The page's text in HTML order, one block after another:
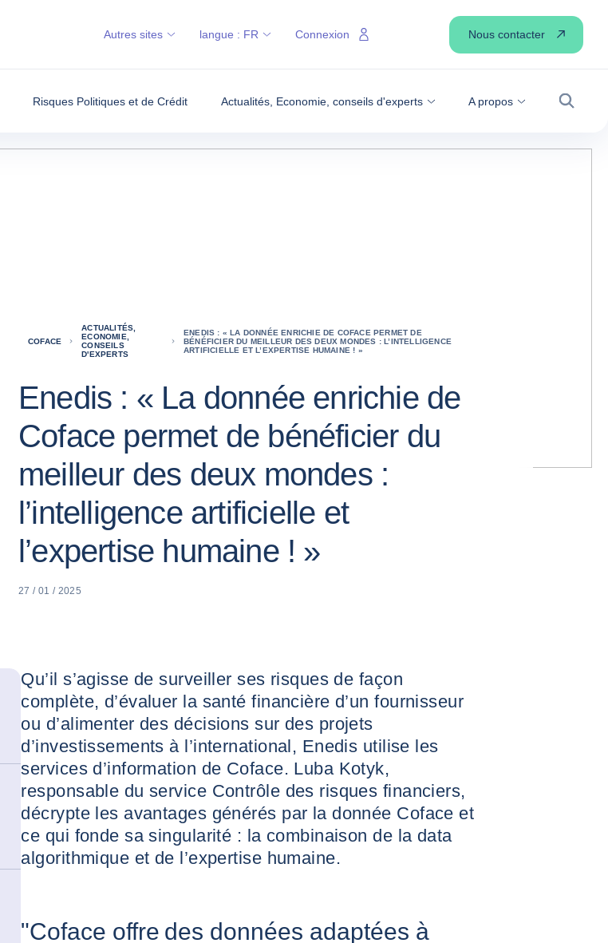
Risques Politiques et de Crédit Actualités, Economie, conseils d'experts A propos
Autres sites langue : FR Connexion Nous contacter
COFACE
ACTUALITÉS,
ECONOMIE,
CONSEILS
D'EXPERTS
ENEDIS : « LA DONNÉE ENRICHIE DE COFACE PERMET DE
BÉNÉFICIER DU MEILLEUR DES DEUX MONDES : L’INTELLIGENCE
ARTIFICIELLE ET L’EXPERTISE HUMAINE ! »
Enedis : « La donnée enrichie de
Coface permet de bénéficier du
meilleur des deux mondes :
l’intelligence artificielle et
l’expertise humaine ! »
27 / 01 / 2025
Qu’il s’agisse de surveiller ses risques de façon
complète, d’évaluer la santé financière d’un fournisseur
ou d’alimenter des décisions sur des projets
d’investissements à l’international, Enedis utilise les
services d’information de Coface. Luba Kotyk,
responsable du service Contrôle des risques financiers,
décrypte les avantages générés par la donnée Coface et
ce qui fonde sa singularité : la combinaison de la data
algorithmique et de l’expertise humaine.
"Coface offre des données adaptées à